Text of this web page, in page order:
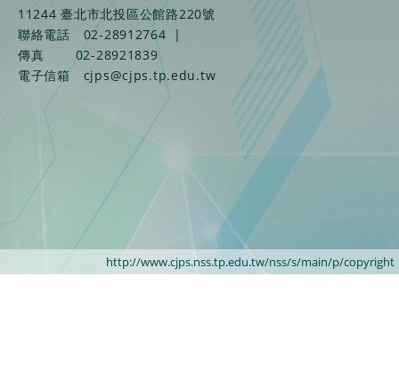
11244 臺北市北投區公館路220號
聯絡電話
02-28912764
|
傳真
02-28921839
電子信箱
cjps@cjps.tp.edu.tw
http://www.cjps.nss.tp.edu.tw/nss/s/main/p/copyright